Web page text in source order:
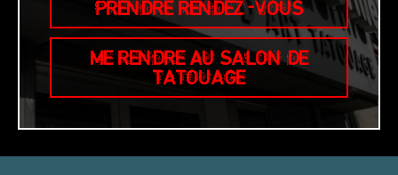
PRENDRE RENDEZ-VOUS
ME RENDRE AU SALON DE
TATOUAGE